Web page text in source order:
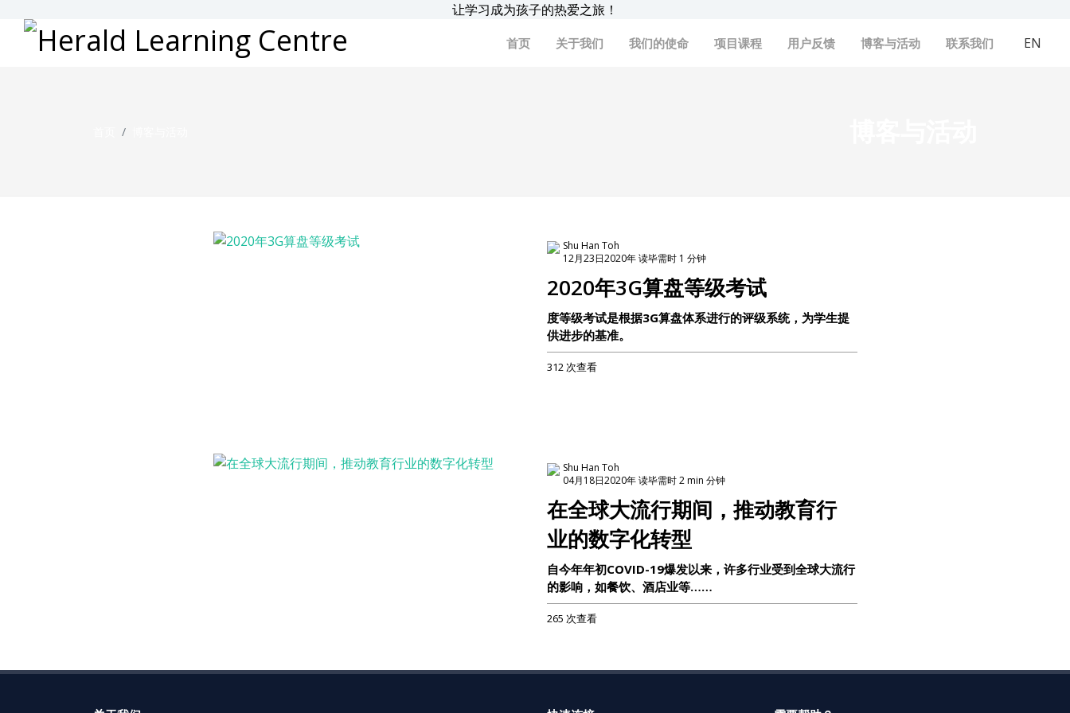
让学习成为孩子的热爱之旅！
EN
首页 关于我们 我们的使命 项目课程 用户反馈 博客与活动 联系我们
Shu Han Toh
12月23日2020年 读毕需时 1 分钟
2020年3G算盘等级考试
度等级考试是根据3G算盘体系进行的评级系统，为学生提
供进步的基准。
312 次查看
Shu Han Toh
04月18日2020年 读毕需时 2 min 分钟
在全球大流行期间，推动教育行
业的数字化转型
自今年年初COVID-19爆发以来，许多行业受到全球大流行
的影响，如餐饮、酒店业等……
265 次查看